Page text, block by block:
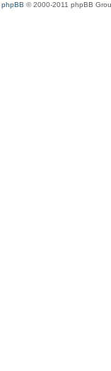
phpBB © 2000-2011 phpBB